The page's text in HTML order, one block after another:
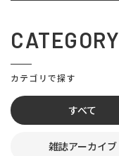
CATEGORY
カテゴリで探す
すべて
雑誌アーカイブ